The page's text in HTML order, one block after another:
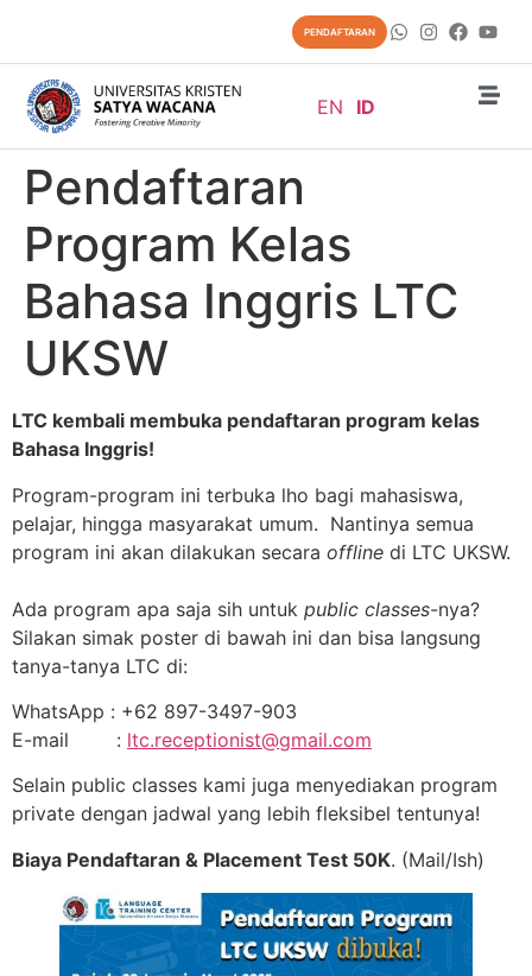
PENDAFTARAN
EN ID
Pendaftaran
Program Kelas
Bahasa Inggris LTC
UKSW
LTC kembali membuka pendaftaran program kelas
Bahasa Inggris!
Program-program ini terbuka lho bagi mahasiswa,
pelajar, hingga masyarakat umum. Nantinya semua
program ini akan dilakukan secara offline di LTC UKSW.
Ada program apa saja sih untuk public classes-nya?
Silakan simak poster di bawah ini dan bisa langsung
tanya-tanya LTC di:
WhatsApp : +62 897-3497-903
E-mail : ltc.receptionist@gmail.com
Selain public classes kami juga menyediakan program
private dengan jadwal yang lebih fleksibel tentunya!
Biaya Pendaftaran & Placement Test 50K. (Mail/Ish)